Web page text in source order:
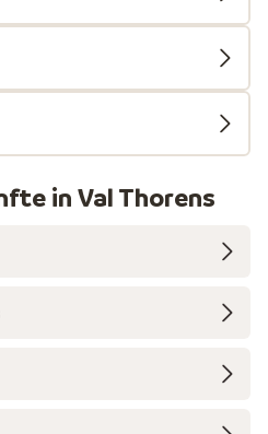
in Val Thorens